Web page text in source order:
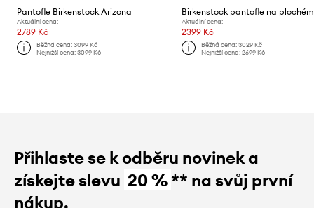
Pantofle Birkenstock Arizona
Aktuální cena:
2789 Kč
Běžná cena:3099 Kč
Nejnižší cena:3099 Kč
Aktuální cena:
2399 Kč
Běžná cena: 3029 Kč
Nejnižší cena: 2699 Kč
Přihlaste se k odběru novinek a
získejte slevu 20 %** na svůj první
nákup.